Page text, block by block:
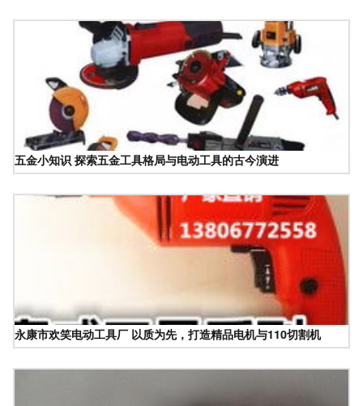
五金小知识 探索五金工具格局与电动工具的古今演进
永康市欢笑电动工具厂 以质为先，打造精品电机与110切割机